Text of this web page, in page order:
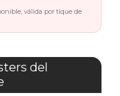
válida por tique de
del